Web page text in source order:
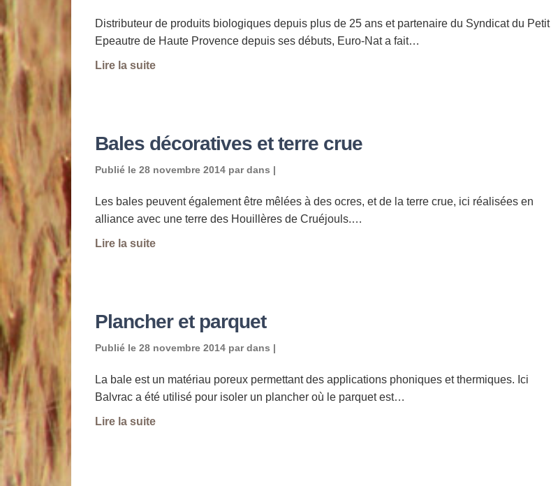
Distributeur de produits biologiques depuis plus de 25 ans et partenaire du Syndicat du Petit
Epeautre de Haute Provence depuis ses débuts, Euro-Nat a fait…
Lire la suite
Bales décoratives et terre crue
Publié le28 novembre 2014 pardans |
Les bales peuvent également être mêlées à des ocres, et de la terre crue, ici réalisées en
alliance avec une terre des Houillères de Cruéjouls.…
Lire la suite
Plancher et parquet
Publié le28 novembre 2014 pardans |
La bale est un matériau poreux permettant des applications phoniques et thermiques. Ici
Balvrac a été utilisé pour isoler un plancher où le parquet est…
Lire la suite